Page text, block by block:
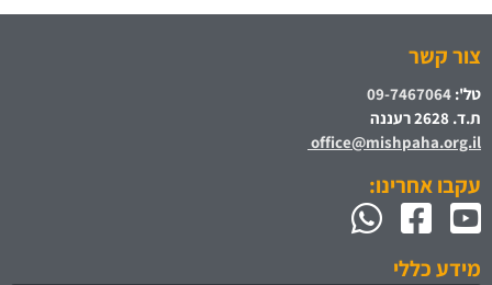
צור קשר
טל': 09-7467064
ת.ד. 2628 רעננה
office@mishpaha.org.il
עקבו אחרינו:
מידע כללי